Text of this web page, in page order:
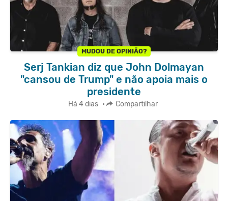
MUDOU DE OPINIÃO?
Serj Tankian diz que John Dolmayan
"cansou de Trump" e não apoia mais o
presidente
Há 4 dias • Compartilhar